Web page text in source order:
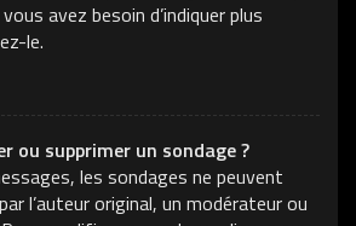
avez besoin d’indiquer plus
le.
ou supprimer un sondage ?
les sondages ne peuvent
l’auteur original, un modérateur ou